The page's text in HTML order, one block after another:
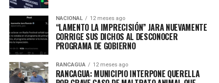
NACIONAL 12 meses ago
“LAMENTO LA IMPRECISIÓN” JARA NUEVAMENTE
CORRIGE SUS DICHOS AL DESCONOCER
PROGRAMA DE GOBIERNO
RANCAGUA 12 meses ago
RANCAGUA: MUNICIPIO INTERPONE QUERELLA